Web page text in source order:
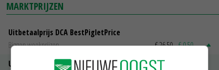
MARKTPRIJZEN
Uitbetaalprijs DCA BestPigletPrice
Biggen weekprijzen
€ 26,50 € 0,50
Uitbetaalprijs Compaxo